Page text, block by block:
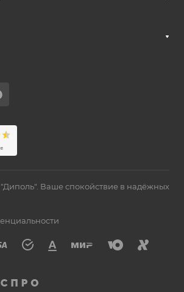
Ваше спокойствие в надёжных